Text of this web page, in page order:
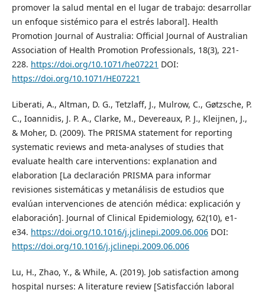
promover la salud mental en el lugar de trabajo: desarrollar
un enfoque sistémico para el estrés laboral]. Health
Promotion Journal of Australia: Official Journal of Australian
Association of Health Promotion Professionals, 18(3), 221-
228. https://doi.org/10.1071/he07221 DOI:
https://doi.org/10.1071/HE07221
Liberati, A., Altman, D. G., Tetzlaff, J., Mulrow, C., Gøtzsche, P.
C., Ioannidis, J. P. A., Clarke, M., Devereaux, P. J., Kleijnen, J.,
& Moher, D. (2009). The PRISMA statement for reporting
systematic reviews and meta-analyses of studies that
evaluate health care interventions: explanation and
elaboration [La declaración PRISMA para informar
revisiones sistemáticas y metanálisis de estudios que
evalúan intervenciones de atención médica: explicación y
elaboración]. Journal of Clinical Epidemiology, 62(10), e1-
e34. https://doi.org/10.1016/j.jclinepi.2009.06.006DOI:
https://doi.org/10.1016/j.jclinepi.2009.06.006
Lu, H., Zhao, Y., & While, A. (2019). Job satisfaction among
hospital nurses: A literature review [Satisfacción laboral